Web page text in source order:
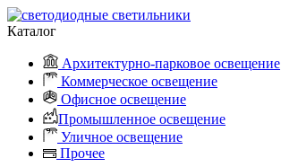
Каталог
Архитектурно-парковое освещение
Коммерческое освещение
Офисное освещение
Промышленное освещение
Уличное освещение
Прочее